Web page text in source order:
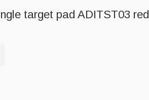
target pad ADITST03 red